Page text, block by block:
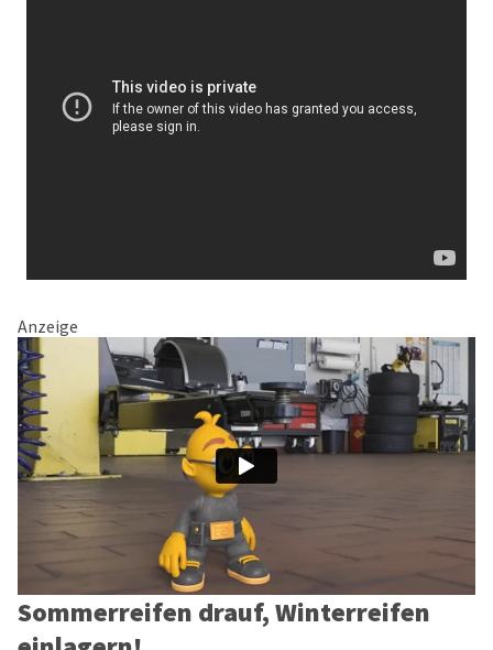
Anzeige
Sommerreifen drauf, Winterreifen